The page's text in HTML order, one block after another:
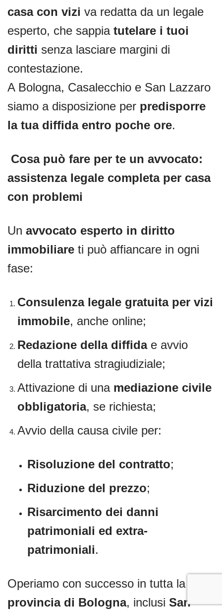
casa con vizi va redatta da un legale
esperto, che sappia tutelare i tuoi
diritti senza lasciare margini di
contestazione.
A Bologna, Casalecchio e San Lazzaro
siamo a disposizione per predisporre
la tua diffida entro poche ore.
Cosa può fare per te un avvocato:
assistenza legale completa per casa
con problemi
Un avvocato esperto in diritto
immobiliare ti può affiancare in ogni
fase:
Consulenza legale gratuita per vizi
immobile, anche online;
Redazione della diffidae avvio
della trattativa stragiudiziale;
Attivazione di una mediazione civile
obbligatoria, se richiesta;
Avvio della causa civile per:
Risoluzione del contratto;
Riduzione del prezzo;
Risarcimento dei danni
patrimoniali ed extra-
patrimoniali.
Operiamo con successo in tutta la
provincia di Bologna, inclusi San